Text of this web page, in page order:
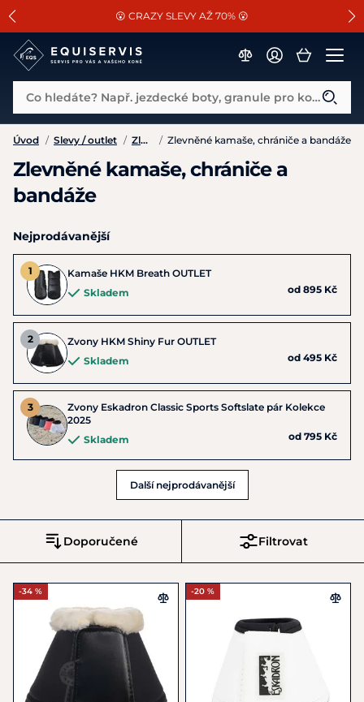
SLEVA 13% na vše od Cassini!
😮 CRAZY SLEVY AŽ 70% 😮
📐Pasování a doplňky k vybraným sedlům ZDARMA 🐴
Co hledáte? Např. jezdecké boty, granule pro koně...
Úvod / Slevy / outlet / Zlevněné vybavení pro koně / Zlevněné kamaše, chrániče a bandáže
Zlevněné kamaše, chrániče a
bandáže
Nejprodávanější
Kamaše HKM Breath OUTLET
Skladem
od 895 Kč
Zvony HKM Shiny Fur OUTLET
Skladem
od 495 Kč
Zvony Eskadron Classic Sports Softslate pár Kolekce
2025
Skladem
od 795 Kč
Další nejprodávanější
Filtrovat
Doporučené
-34 % -20 %